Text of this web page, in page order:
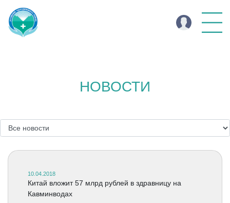
НОВОСТИ
10.04.2018
Китай вложит 57 млрд рублей в здравницу на
Кавминводах